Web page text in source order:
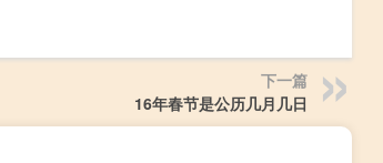
下一篇
16年春节是公历几月几日